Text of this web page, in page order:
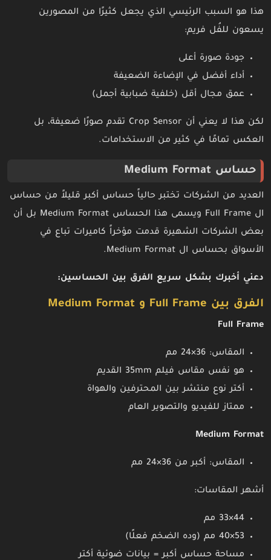
هذا هو السبب الرئيسي الذي يجعل كثيرًا من المصورين
يسعون للفُل فريم:
جودة صورة أعلى
أداء أفضل في الإضاءة الضعيفة
عمق مجال أقل (خلفية ضبابية أجمل)
لكن هذا لا يعني أن Crop Sensor تقدم صورًا ضعيفة، بل
العكس تمامًا في كثير من الاستخدامات.
حساس Medium Format
العديد من الشركات تختبر حالياً حساس أكبر قليلاً من حساس
ال Full Frame ويسمى هذا الحساس Medium Format بل أن
بعض الشركات الشهيرة قدمت مؤخراً كاميرات تباع في
الأسواق بحساس ال Medium Format.
دعني أخبرك بشكل سريع الفرق بين الحساسين:
الفرق بين Full Frame و Medium Format
Full Frame
المقاس: 36×24 مم
هو نفس مقاس فيلم 35mm القديم
أكتر نوع منتشر بين المحترفين والهواة
ممتاز للفيديو والتصوير العام
Medium Format
المقاس: أكبر من 36×24 مم
أشهر المقاسات:
44×33 مم
53×40 مم (وده الضخم فعلًا)
مساحة حساس أكبر = بيانات ضوئية أكتر